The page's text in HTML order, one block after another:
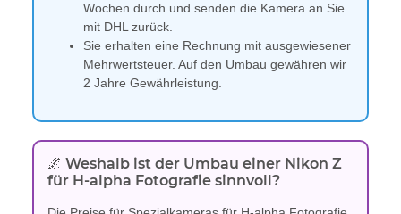
Wochen durch und senden die Kamera an Sie
mit DHL zurück.
Sie erhalten eine Rechnung mit ausgewiesener
Mehrwertsteuer. Auf den Umbau gewähren wir
2 Jahre Gewährleistung.
🌌 Weshalb ist der Umbau einer Nikon Z
für H-alpha Fotografie sinnvoll?